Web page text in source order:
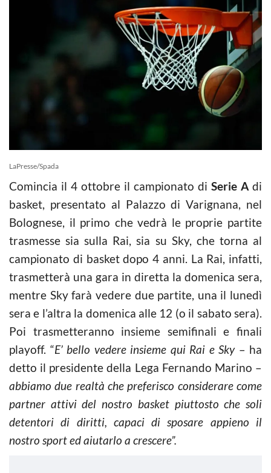
LaPresse/Spada
Comincia il 4 ottobre il campionato di Serie A di
basket, presentato al Palazzo di Varignana, nel
Bolognese, il primo che vedrà le proprie partite
trasmesse sia sulla Rai, sia su Sky, che torna al
campionato di basket dopo 4 anni. La Rai, infatti,
trasmetterà una gara in diretta la domenica sera,
mentre Sky farà vedere due partite, una il lunedì
sera e l’altra la domenica alle 12 (o il sabato sera).
Poi trasmetteranno insieme semifinali e finali
playoff. “E’ bello vedere insieme qui Rai e Sky– ha
detto il presidente della Lega Fernando Marino –
abbiamo due realtà che preferisco considerare come
partner attivi del nostro basket piuttosto che soli
detentori di diritti, capaci di sposare appieno il
nostro sport ed aiutarlo a crescere”.